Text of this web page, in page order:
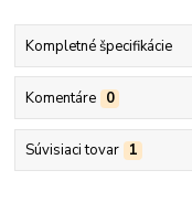
Kompletné špecifikácie
Komentáre 0
Súvisiaci tovar 1